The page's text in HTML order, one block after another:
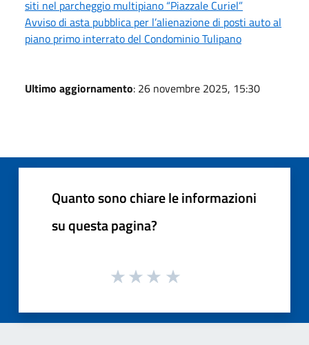
siti nel parcheggio multipiano “Piazzale Curiel”
Avviso di asta pubblica per l’alienazione di posti auto al
piano primo interrato del Condominio Tulipano
Ultimo aggiornamento: 26 novembre 2025, 15:30
Quanto sono chiare le informazioni
su questa pagina?